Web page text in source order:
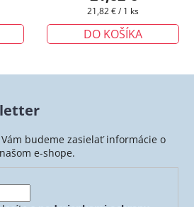
Jednotková
21,82 € / 1 ks
DO KOŠÍKA
budeme zasielať informácie o
e-shope.